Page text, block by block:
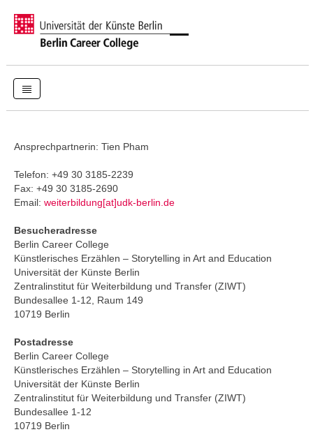
Ansprechpartnerin: Tien Pham
Telefon: +49 30 3185-2239
Fax: +49 30 3185-2690
Email: weiterbildung[at]udk-berlin.de
Besucheradresse
Berlin Career College
Künstlerisches Erzählen – Storytelling in Art and Education
Universität der Künste Berlin
Zentralinstitut für Weiterbildung und Transfer (ZIWT)
Bundesallee 1-12, Raum 149
10719 Berlin
Postadresse
Berlin Career College
Künstlerisches Erzählen – Storytelling in Art and Education
Universität der Künste Berlin
Zentralinstitut für Weiterbildung und Transfer (ZIWT)
Bundesallee 1-12
10719 Berlin